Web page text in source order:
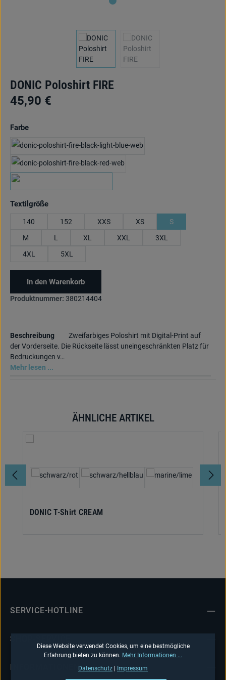
DONIC Poloshirt FIRE
45,90 €
Farbeauswählen
schwarz/hellblau
Textilgrößeauswählen
140 152 XXS XS
S
M
L XL XXL
3XL
4XL
5XL
In den Warenkorb
Produktnummer: 380214404
Beschreibung
Zweifarbiges Poloshirt mit Digital-Print auf
der Vorderseite. Die Rückseite lässt uneingeschränkten Platz für
Bedruckungen v…
Mehr lesen ...
Produktgalerie überspringenÄHNLICHE ARTIKEL
DONIC T-Shirt CREAM
SERVICE-HOTLINE
SHOP-SERVICE
INFORMATIONEN
Diese Website verwendet Cookies, um eine bestmögliche
Erfahrung bieten zu können. Mehr Informationen ...
Datenschutz
Impressum